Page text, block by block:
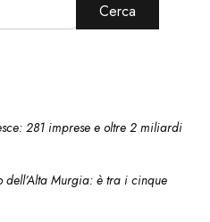
Cerca
281 imprese e oltre 2 miliardi
Murgia: è tra i cinque